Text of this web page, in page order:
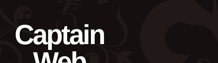
Captain